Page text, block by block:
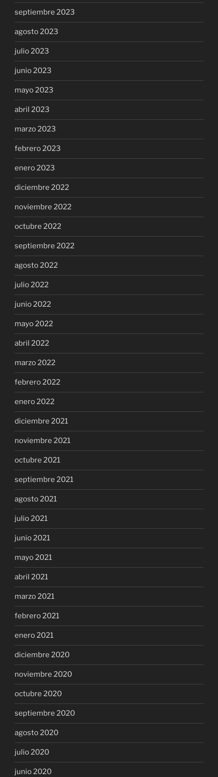
septiembre 2023
agosto 2023
julio 2023
junio 2023
mayo 2023
abril 2023
marzo 2023
febrero 2023
enero 2023
diciembre 2022
noviembre 2022
octubre 2022
septiembre 2022
agosto 2022
julio 2022
junio 2022
mayo 2022
abril 2022
marzo 2022
febrero 2022
enero 2022
diciembre 2021
noviembre 2021
octubre 2021
septiembre 2021
agosto 2021
julio 2021
junio 2021
mayo 2021
abril 2021
marzo 2021
febrero 2021
enero 2021
diciembre 2020
noviembre 2020
octubre 2020
septiembre 2020
agosto 2020
julio 2020
junio 2020